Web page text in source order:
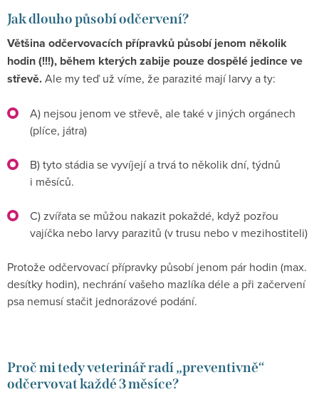
Jak dlouho působí odčervení?
Většina odčervovacích přípravků působí jenom několik
hodin (!!!), během kterých zabije pouze dospělé jedince ve
střevě.Ale my teď už víme, že parazité mají larvy a ty:
A) nejsou jenom ve střevě, ale také v jiných orgánech
(plíce, játra)
B) tyto stádia se vyvíjejí a trvá to několik dní, týdnů
i měsíců.
C) zvířata se můžou nakazit pokaždé, když pozřou
vajíčka nebo larvy parazitů (v trusu nebo v mezihostiteli)
Protože odčervovací přípravky působí jenom pár hodin (max.
desítky hodin), nechrání vašeho mazlíka déle a při začervení
psa nemusí stačit jednorázové podání.
Proč mi tedy veterinář radí „preventivně“
odčervovat každé 3 měsíce?